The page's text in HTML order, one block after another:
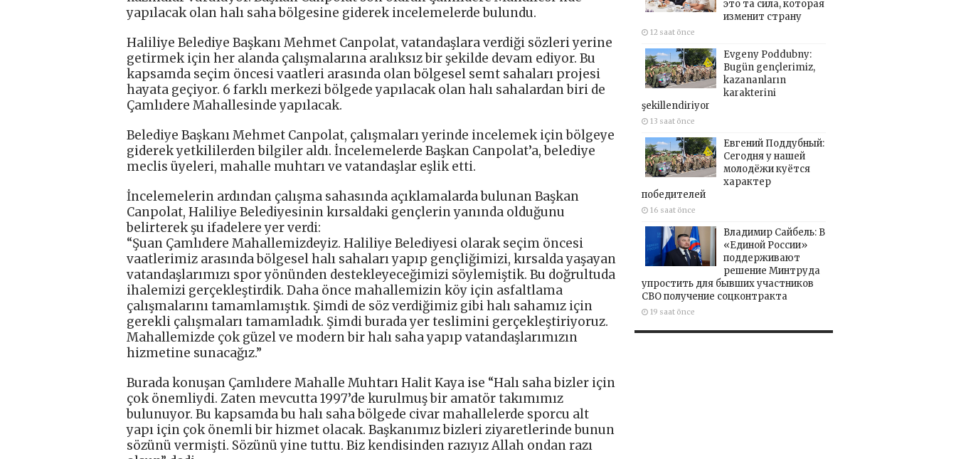
yapılacak olan halı saha bölgesine giderek incelemelerde bulundu.
Haliliye Belediye Başkanı Mehmet Canpolat, vatandaşlara verdiği sözleri yerine
getirmek için her alanda çalışmalarına aralıksız bir şekilde devam ediyor. Bu
kapsamda seçim öncesi vaatleri arasında olan bölgesel semt sahaları projesi
hayata geçiyor. 6 farklı merkezi bölgede yapılacak olan halı sahalardan biri de
Çamlıdere Mahallesinde yapılacak.
Belediye Başkanı Mehmet Canpolat, çalışmaları yerinde incelemek için bölgeye
giderek yetkililerden bilgiler aldı. İncelemelerde Başkan Canpolat’a, belediye
meclis üyeleri, mahalle muhtarı ve vatandaşlar eşlik etti.
İncelemelerin ardından çalışma sahasında açıklamalarda bulunan Başkan
Canpolat, Haliliye Belediyesinin kırsaldaki gençlerin yanında olduğunu
belirterek şu ifadelere yer verdi:
“Şuan Çamlıdere Mahallemizdeyiz. Haliliye Belediyesi olarak seçim öncesi
vaatlerimiz arasında bölgesel halı sahaları yapıp gençliğimizi, kırsalda yaşayan
vatandaşlarımızı spor yönünden destekleyeceğimizi söylemiştik. Bu doğrultuda
ihalemizi gerçekleştirdik. Daha önce mahallemizin köy için asfaltlama
çalışmalarını tamamlamıştık. Şimdi de söz verdiğimiz gibi halı sahamız için
gerekli çalışmaları tamamladık. Şimdi burada yer teslimini gerçekleştiriyoruz.
Mahallemizde çok güzel ve modern bir halı saha yapıp vatandaşlarımızın
hizmetine sunacağız.”
Burada konuşan Çamlıdere Mahalle Muhtarı Halit Kaya ise “Halı saha bizler için
çok önemliydi. Zaten mevcutta 1997’de kurulmuş bir amatör takımımız
bulunuyor. Bu kapsamda bu halı saha bölgede civar mahallelerde sporcu alt
yapı için çok önemli bir hizmet olacak. Başkanımız bizleri ziyaretlerinde bunun
sözünü vermişti. Sözünü yine tuttu. Biz kendisinden razıyız Allah ondan razı
это та сила, которая
изменит страну
12 saat önce
Evgeny Poddubny:
Bugün gençlerimiz,
kazananların
karakterini
şekillendiriyor
13 saat önce
Евгений Поддубный:
Сегодня у нашей
молодёжи куётся
характер
победителей
16 saat önce
Владимир Сайбель: В
«Единой России»
поддерживают
решение Минтруда
упростить для бывших участников
СВО получение соцконтракта
19 saat önce